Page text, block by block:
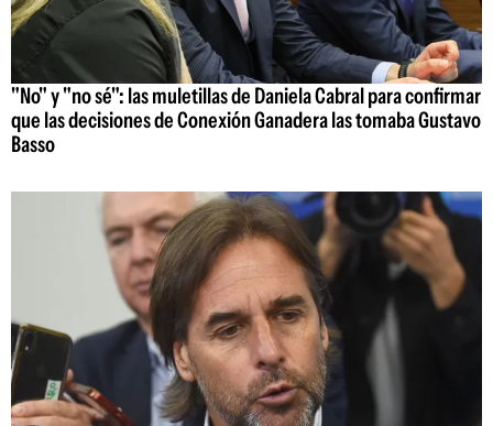
"No" y "no sé": las muletillas de Daniela Cabral para confirmar
que las decisiones de Conexión Ganadera las tomaba Gustavo
Basso